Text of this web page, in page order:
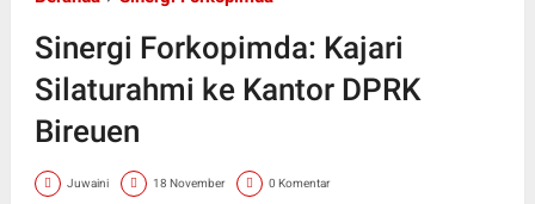
Sinergi Forkopimda: Kajari
Silaturahmi ke Kantor DPRK
Bireuen
Juwaini 18 November 0 Komentar